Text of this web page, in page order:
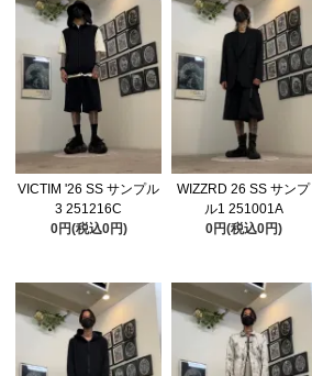
VICTIM '26 SS サンプル
3 251216C
0円(税込0円)
WIZZRD 26 SS サンプ
ル1 251001A
0円(税込0円)